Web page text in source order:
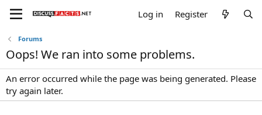
Log in Register
Forums
Oops! We ran into some problems.
An error occurred while the page was being generated. Please
try again later.